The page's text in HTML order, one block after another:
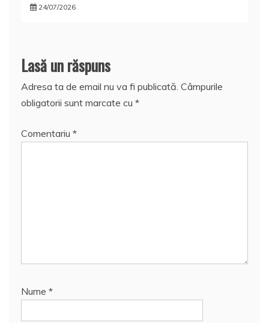
24/07/2026
Lasă un răspuns
Adresa ta de email nu va fi publicată. Câmpurile
obligatorii sunt marcate cu *
Comentariu *
Nume *